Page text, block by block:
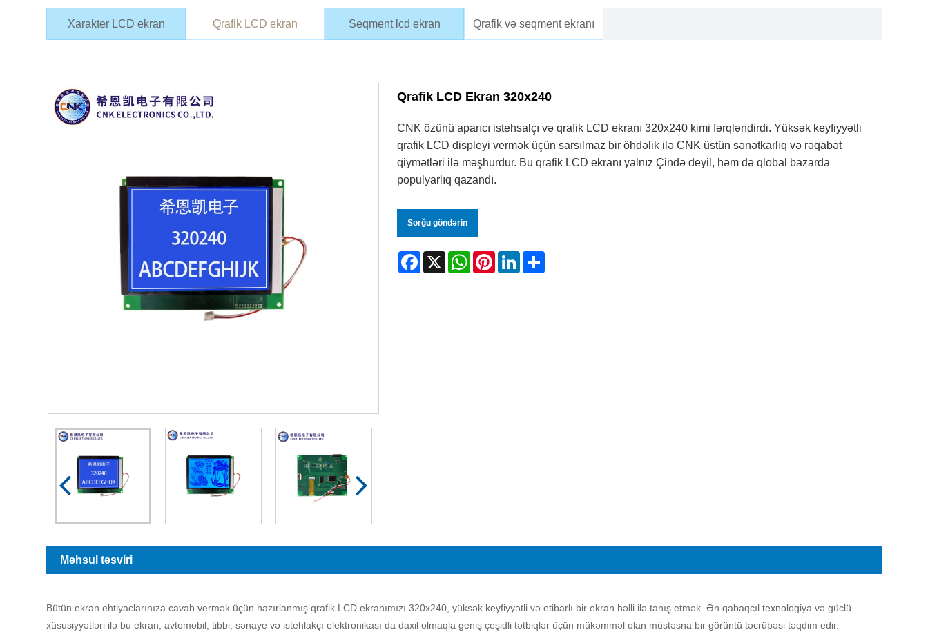
Xarakter LCD ekran Qrafik LCD ekran Seqment lcd ekran Qrafik və seqment ekranı
Qrafik LCD Ekran 320x240
CNK özünü aparıcı istehsalçı və qrafik LCD ekranı 320x240 kimi fərqləndirdi. Yüksək keyfiyyətli
qrafik LCD displeyi vermək üçün sarsılmaz bir öhdəlik ilə CNK üstün sənətkarlıq və rəqabət
qiymətləri ilə məşhurdur. Bu qrafik LCD ekranı yalnız Çində deyil, həm də qlobal bazarda
populyarlıq qazandı.
Sorğu göndərin
Facebook
X WhatsApp
PinterestLinkedIn
Məhsul təsviri
Bütün ekran ehtiyaclarınıza cavab vermək üçün hazırlanmış qrafik LCD ekranımızı 320x240, yüksək keyfiyyətli və etibarlı bir ekran həlli ilə tanış etmək. Ən qabaqcıl texnologiya və güclü
xüsusiyyətləri ilə bu ekran, avtomobil, tibbi, sənaye və istehlakçı elektronikası da daxil olmaqla geniş çeşidli tətbiqlər üçün mükəmməl olan müstəsna bir görüntü təcrübəsi təqdim edir.